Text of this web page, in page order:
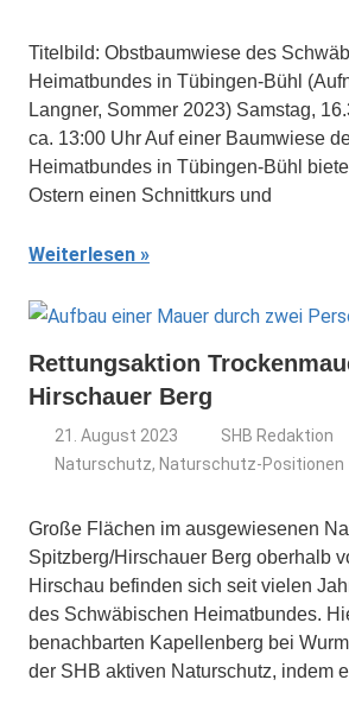
Titelbild: Obstbaumwiese des
Heimatbundes in Tübingen-Bühl
Langner, Sommer 2023) Samstag,
ca. 13:00 Uhr Auf einer Baumwiese
Heimatbundes in Tübingen-Bühl
Ostern einen Schnittkurs und
Weiterlesen
Rettungsaktion
Hirschauer Berg
21. August 2023
SHB Redaktion
Naturschutz, Naturschutz-Positionen
Große Flächen im ausgewiesenen
Spitzberg/Hirschauer Berg oberhalb
Hirschau befinden sich seit vielen
des Schwäbischen Heimatbundes.
benachbarten Kapellenberg bei
der SHB aktiven Naturschutz, indem